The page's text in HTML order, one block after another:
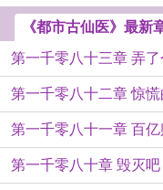
《都市古仙医》最新
第一千零八十三章 弄了
第一千零八十二章 惊
第一千零八十一章 百
第一千零八十章 毁灭吧